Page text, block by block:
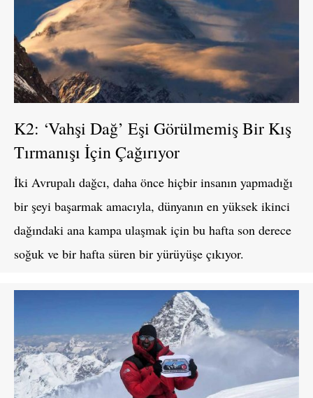
K2: ‘Vahşi Dağ’ Eşi Görülmemiş Bir Kış
Tırmanışı İçin Çağırıyor
İki Avrupalı ​​dağcı, daha önce hiçbir insanın yapmadığı
bir şeyi başarmak amacıyla, dünyanın en yüksek ikinci
dağındaki ana kampa ulaşmak için bu hafta son derece
soğuk ve bir hafta süren bir yürüyüşe çıkıyor.